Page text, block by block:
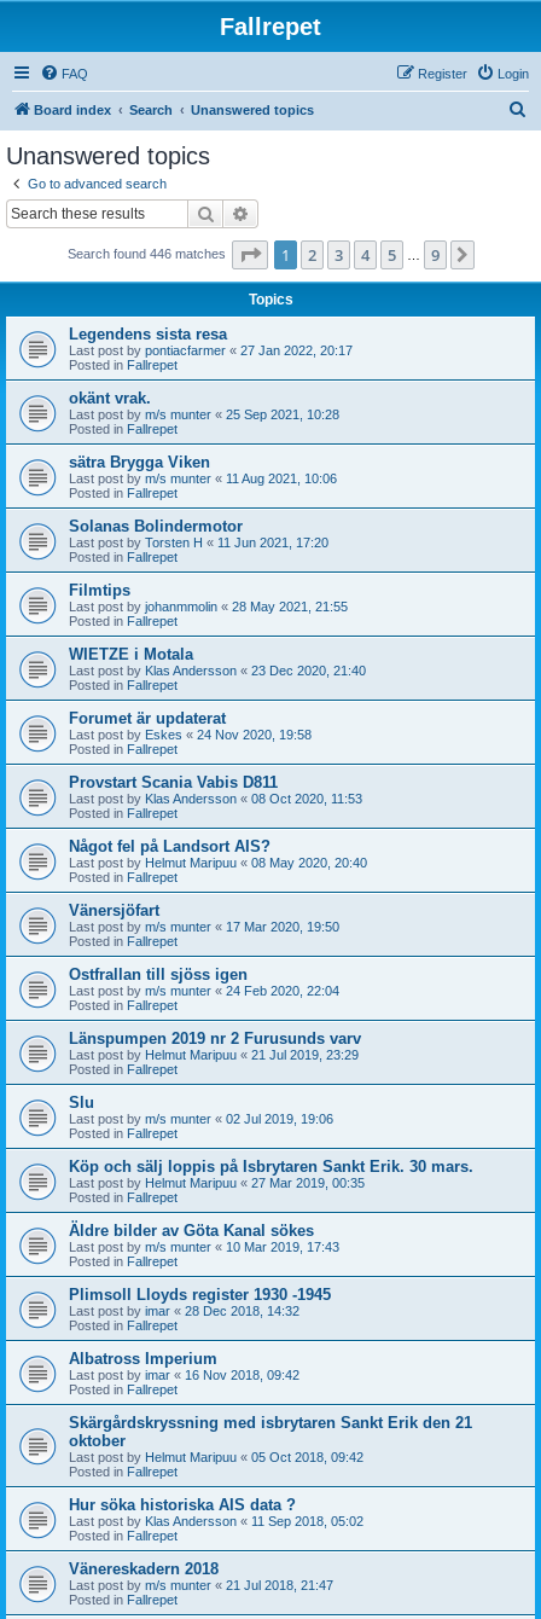
Fallrepet
FAQ Login
Register
Board index Search Unanswered topics
Unanswered topics
Go to advanced search
Search
Search found 446 matches Page 1of 9
1 2 3 4 5 9
Topics
Legendens sista resa
Last post by pontiacfarmer « 27 Jan 2022, 20:17
Posted in Fallrepet
okänt vrak.
Last post by m/s munter « 25 Sep 2021, 10:28
Posted in Fallrepet
sätra Brygga Viken
Last post by m/s munter « 11 Aug 2021, 10:06
Posted in Fallrepet
Solanas Bolindermotor
Last post by Torsten H « 11 Jun 2021, 17:20
Posted in Fallrepet
Filmtips
Last post by johanmmolin « 28 May 2021, 21:55
Posted in Fallrepet
WIETZE i Motala
Last post by Klas Andersson « 23 Dec 2020, 21:40
Posted in Fallrepet
Forumet är updaterat
Last post by Eskes « 24 Nov 2020, 19:58
Posted in Fallrepet
Provstart Scania Vabis D811
Last post by Klas Andersson « 08 Oct 2020, 11:53
Posted in Fallrepet
Något fel på Landsort AIS?
Last post by Helmut Maripuu « 08 May 2020, 20:40
Posted in Fallrepet
Vänersjöfart
Last post by m/s munter « 17 Mar 2020, 19:50
Posted in Fallrepet
Ostfrallan till sjöss igen
Last post by m/s munter « 24 Feb 2020, 22:04
Posted in Fallrepet
Länspumpen 2019 nr 2 Furusunds varv
Last post by Helmut Maripuu « 21 Jul 2019, 23:29
Posted in Fallrepet
Slu
Last post by m/s munter « 02 Jul 2019, 19:06
Posted in Fallrepet
Köp och sälj loppis på Isbrytaren Sankt Erik. 30 mars.
Last post by Helmut Maripuu « 27 Mar 2019, 00:35
Posted in Fallrepet
Äldre bilder av Göta Kanal sökes
Last post by m/s munter « 10 Mar 2019, 17:43
Posted in Fallrepet
Plimsoll Lloyds register 1930 -1945
Last post by imar « 28 Dec 2018, 14:32
Posted in Fallrepet
Albatross Imperium
Last post by imar « 16 Nov 2018, 09:42
Posted in Fallrepet
Skärgårdskryssning med isbrytaren Sankt Erik den 21
oktober
Last post by Helmut Maripuu « 05 Oct 2018, 09:42
Posted in Fallrepet
Hur söka historiska AIS data ?
Last post by Klas Andersson « 11 Sep 2018, 05:02
Posted in Fallrepet
Vänereskadern 2018
Last post by m/s munter « 21 Jul 2018, 21:47
Posted in Fallrepet